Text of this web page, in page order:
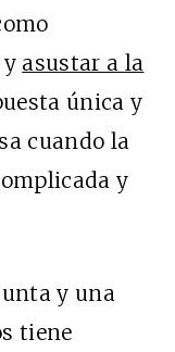
y asustar a la
única y
cuando la
y
y una
tiene